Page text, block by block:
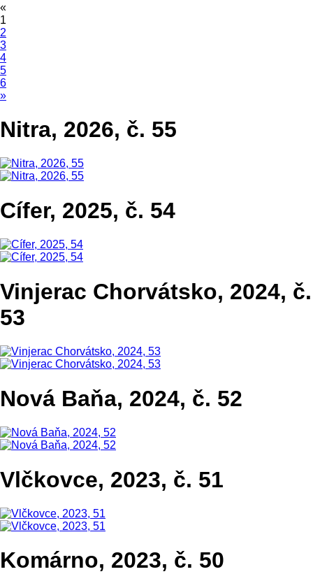
«
1
2
3
4
5
6
»
Nitra, 2026, č. 55
Cífer, 2025, č. 54
Vinjerac Chorvátsko, 2024, č.
53
Nová Baňa, 2024, č. 52
Vlčkovce, 2023, č. 51
Komárno, 2023, č. 50